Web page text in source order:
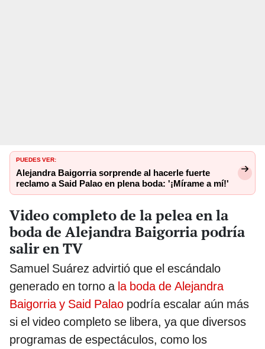
PUEDES VER:
Alejandra Baigorria sorprende al hacerle fuerte
reclamo a Said Palao en plena boda: '¡Mírame a mí!'
Video completo de la pelea en la
boda de Alejandra Baigorria podría
salir en TV
Samuel Suárez advirtió que el escándalo
generado en torno a la boda de Alejandra
Baigorria y Said Palao podría escalar aún más
si el video completo se libera, ya que diversos
programas de espectáculos, como los